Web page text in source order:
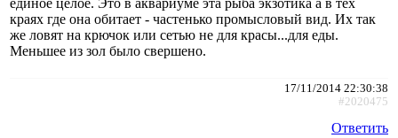
краях где она обитает - частенько промысловый вид. Их так
же ловят на крючок или сетью не для красы...для еды.
Меньшее из зол было свершено.
17/11/2014 22:30:38
#2020475
Ответить